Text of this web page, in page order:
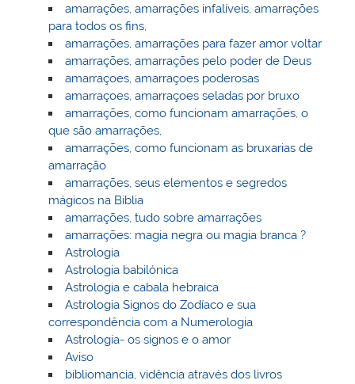
amarrações, amarrações infalíveis, amarrações
para todos os fins,
amarrações, amarrações para fazer amor voltar
amarrações, amarrações pelo poder de Deus
amarraçoes, amarraçoes poderosas
amarraçoes, amarraçoes seladas por bruxo
amarrações, como funcionam amarrações, o
que são amarrações,
amarrações, como funcionam as bruxarias de
amarração
amarrações, seus elementos e segredos
mágicos na Biblia
amarrações, tudo sobre amarrações
amarrações: magia negra ou magia branca ?
Astrologia
Astrologia babilónica
Astrologia e cabala hebraica
Astrologia Signos do Zodíaco e sua
correspondência com a Numerologia
Astrologia- os signos e o amor
Aviso
bibliomancia, vidência através dos livros